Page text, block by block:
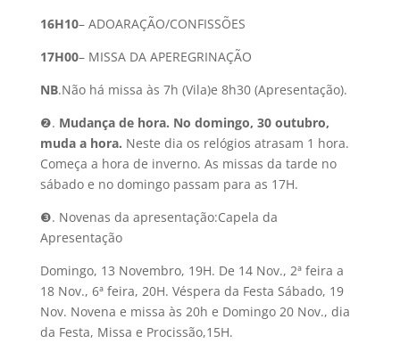
16H10– ADOARAÇÃO/CONFISSÕES
17H00– MISSA DA APEREGRINAÇÃO
NB.Não há missa às 7h (Vila)e 8h30 (Apresentação).
❷. Mudança de hora. No domingo, 30 outubro,
muda a hora. Neste dia os relógios atrasam 1 hora.
Começa a hora de inverno. As missas da tarde no
sábado e no domingo passam para as 17H.
❸. Novenas da apresentação:Capela da
Apresentação
Domingo, 13 Novembro, 19H. De 14 Nov., 2ª feira a
18 Nov., 6ª feira, 20H. Véspera da Festa Sábado, 19
Nov. Novena e missa às 20h e Domingo 20 Nov., dia
da Festa, Missa e Procissão,15H.